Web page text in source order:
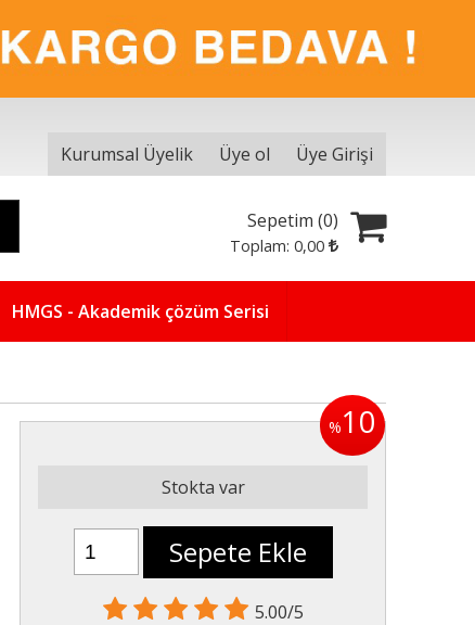
Kurumsal Üyelik Üye ol Üye Girişi
Sepetim (0)
Toplam:0,00
HMGS - Akademik çözüm Serisi
%10
Stokta var
Sepete Ekle
5.00/5